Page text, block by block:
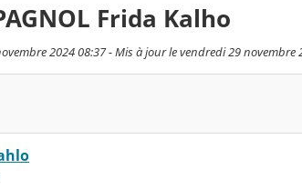
Frida Kalho
2024 08:37 - Mis à jour le vendredi 29 novembre